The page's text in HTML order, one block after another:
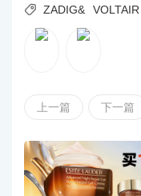
 ZADIG& VOLTAIR
上一篇 下一篇